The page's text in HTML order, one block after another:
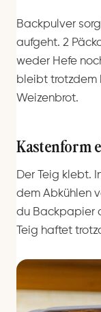
Backpulver
aufgeht. 2
weder Hefe
bleibt trotzdem
Weizenbrot.
Kastenform
Der Teig klebt.
dem Abkühlen
du Backpapier
Teig haftet